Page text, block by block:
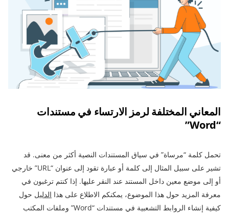
المعاني المختلفة لرمز الارتساء في مستندات
“Word”
تحمل كلمة “مرساة” في سياق المستندات النصية أكثر من معنى. قد
تشير على سبيل المثال إلى كلمة أو عبارة تقود إلى عنوان “URL” خارجي
أو إلى موضع معين داخل المستند عند النقر عليها. إذا كنتم ترغبون في
معرفة المزيد حول هذا الموضوع، يمكنكم الاطلاع على هذا الدليل حول
كيفية إنشاء الروابط التشعبية في مستندات “Word” وملفات المكتب